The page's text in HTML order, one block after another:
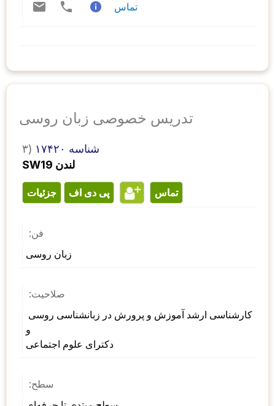
تماس
تدریس خصوصی زبان روسی
۳)
شناسه ۱۷۴۲۰
SW19 لندن
جزئیات پی دی اف تماس
فن:
زبان روسی
صلاحیت:
دکترای علوم اجتماعی
سطح: